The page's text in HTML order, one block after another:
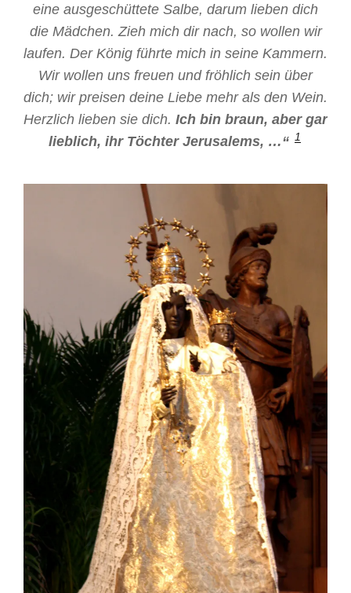
eine ausgeschüttete Salbe, darum lieben dich
die Mädchen. Zieh mich dir nach, so wollen wir
laufen. Der König führte mich in seine Kammern.
Wir wollen uns freuen und fröhlich sein über
dich; wir preisen deine Liebe mehr als den Wein.
Herzlich lieben sie dich. Ich bin braun, aber gar
lieblich, ihr Töchter Jerusalems, …“ 1